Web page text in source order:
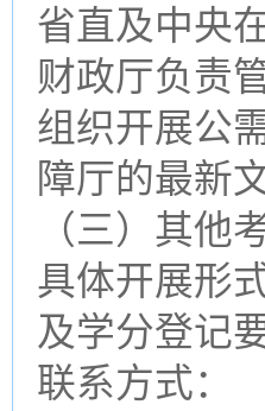
省直及中央
财政厅负责
组织开展公
障厅的最新
（三）其他
具体开展形
及学分登记
联系方式：